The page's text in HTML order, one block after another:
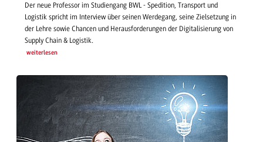
Der neue Professor im Studiengang BWL - Spedition, Transport und
Logistik spricht im Interview über seinen Werdegang, seine Zielsetzung in
der Lehre sowie Chancen und Herausforderungen der Digitalisierung von
Supply Chain & Logistik.
weiterlesen